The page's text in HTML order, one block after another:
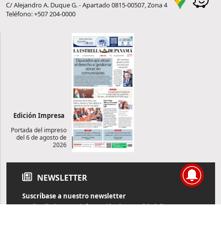
C/ Alejandro A. Duque G. - Apartado 0815-00507, Zona 4
Teléfono: +507 204-0000
Edición Impresa
Portada del impreso
del 6 de agosto de
2026
NEWSLETTER
Suscríbase a nuestro newsletter
Reciba diariamente información de actualidad directamente en